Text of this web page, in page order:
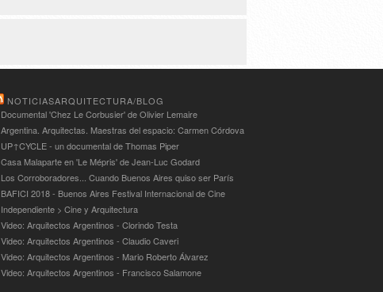
NOTICIASARQUITECTURA/BLOG
Documental 'Chez Le Corbusier' de Olivier Lemaire
Argentina. Arquitectas. Maestras del espacio: Carmen Córdova
UP↑CYCLE - un documental de Thomas Piper
Casa Malaparte en 'Le Mépris' de Jean-Luc Godard
Los Corroboradores... Cuando Buenos Aires quiso ser París
BAFICI 2018 - Buenos Aires Festival Internacional de Cine
Independiente > Cine y Arquitectura
Video: Arquitectos Argentinos - Clorindo Testa
Video: Arquitectos Argentinos - Claudio Caveri
Video: Arquitectos Argentinos - Mario Roberto Álvarez
Video: Arquitectos Argentinos - Francisco Salamone